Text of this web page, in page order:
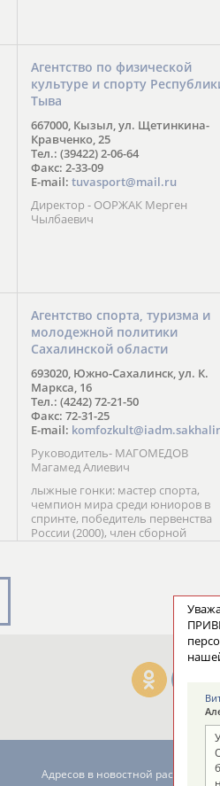
Агентство по физической
культуре и спорту
Тыва
667000, Кызыл, ул. Щетинкина-
Кравченко, 25
Тел.: (39422) 2-06-64
Факс: 2-33-09
E-mail: tuvasport@mail.ru
Директор - ООРЖАК Мерген
Чылбаевич
Агентство спорта, туризма и
молодежной политики
Сахалинской области
693020, Южно-Сахалинск, ул. К.
Маркса, 16
Тел.: (4242) 72-21-50
Факс: 72-31-25
E-mail:
Руководитель- МАГОМЕДОВ
Магамед Алиевич
лыжные гонки: мастер спорта,
чемпион мира среди юниоров в
спринте, победитель первенства
России (2000), член сборной
команды России С. Новиков;
Кубка России (1999) В. Разницын;
первенств России (1999, 2000),
юниорской сборной команды
Адресов в новостной рассылке: